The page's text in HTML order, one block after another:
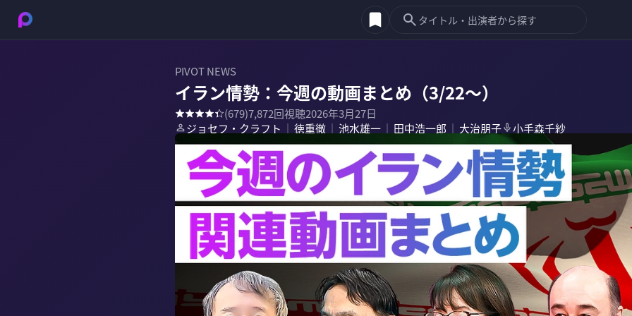
PIVOT NEWS
イラン情勢：今週の動画まとめ（3/22〜）
(679)7,872回視聴2026年3月27日
ジョセフ・クラフト ｜ 徳重徹 ｜ 池水雄一 ｜ 田中浩一郎 ｜ 大治朋子 小手森千紗